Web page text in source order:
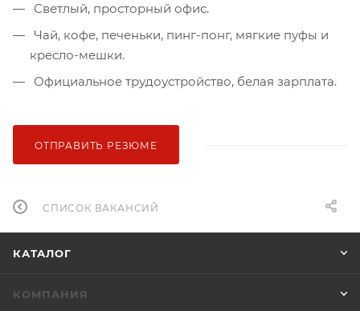
Светлый, просторный офис.
Чай, кофе, печеньки, пинг-понг, мягкие пуфы и
кресло-мешки.
Официальное трудоустройство, белая зарплата.
ОТПРАВИТЬ РЕЗЮМЕ
СПИСОК ВАКАНСИЙ
КАТАЛОГ
КОМПАНИЯ